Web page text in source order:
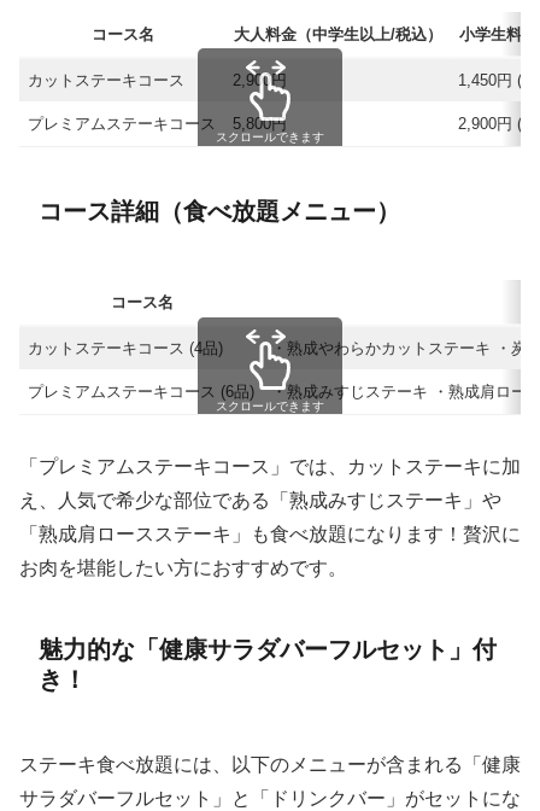
コース名 大人料金（中学生以上/税込） 小学生料
カットステーキコース 2,900円 1,450円 (
プレミアムステーキコース 5,800円 2,900円 (
スクロールできます
コース詳細（食べ放題メニュー）
コース名
カットステーキコース (4品) ・熟成やわらかカットステーキ ・炭
プレミアムステーキコース (6品) ・熟成みすじステーキ ・熟成肩ロー
スクロールできます
「プレミアムステーキコース」では、カットステーキに加
え、人気で希少な部位である「熟成みすじステーキ」や
「熟成肩ロースステーキ」も食べ放題になります！贅沢に
お肉を堪能したい方におすすめです。
魅力的な「健康サラダバーフルセット」付
き！
ステーキ食べ放題には、以下のメニューが含まれる「健康
サラダバーフルセット」と「ドリンクバー」がセットにな